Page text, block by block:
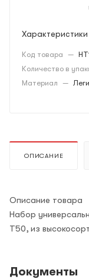
Характеристики
Код товара —
Количество в
Материал —
ОПИСАНИЕ
Описание товара
Набор
T50, из
Документы